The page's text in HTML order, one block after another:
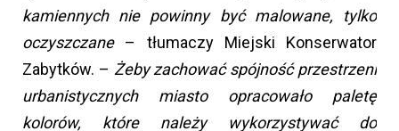
kamiennych nie powinny być malowane, tylko
oczyszczane– tłumaczy Miejski Konserwator
Zabytków. – Żeby zachować spójność przestrzeni
urbanistycznych miasto opracowało paletę
kolorów, które należy wykorzystywać do